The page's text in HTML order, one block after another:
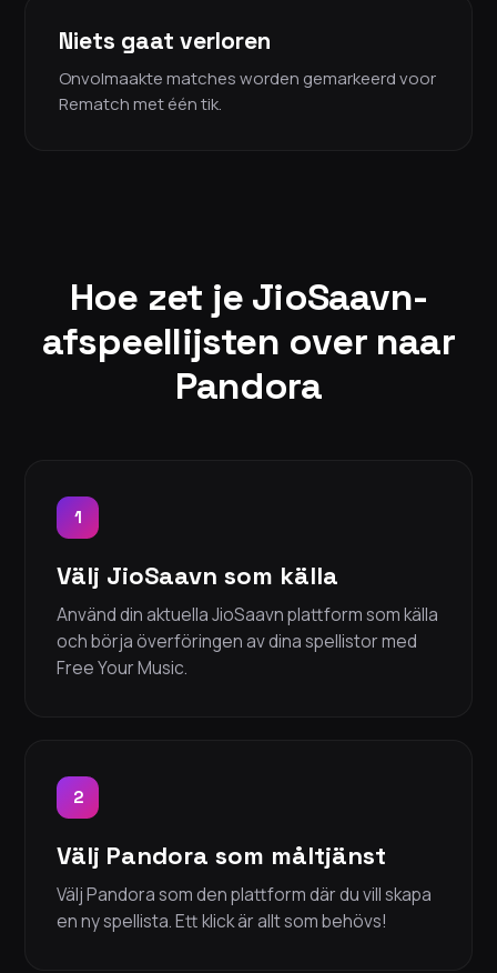
Niets gaat verloren
Onvolmaakte matches worden gemarkeerd voor
Rematch met één tik.
Hoe zet je JioSaavn-
afspeellijsten over naar
Pandora
1
Välj JioSaavn som källa
Använd din aktuella JioSaavn plattform som källa
och börja överföringen av dina spellistor med
Free Your Music.
2
Välj Pandora som måltjänst
Välj Pandora som den plattform där du vill skapa
en ny spellista. Ett klick är allt som behövs!